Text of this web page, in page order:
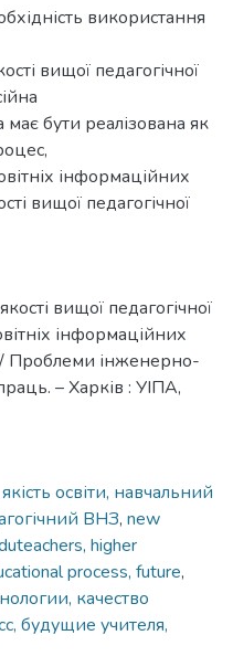
використання
вищої педагогічної
має бути реалізована як
інформаційних
вищої педагогічної
вищої педагогічної
інформаційних
Проблеми інженерно-
– Харків : УІПА,
освіти, навчальний
ВНЗ, new
higher
process, future,
качество
будущие учителя,